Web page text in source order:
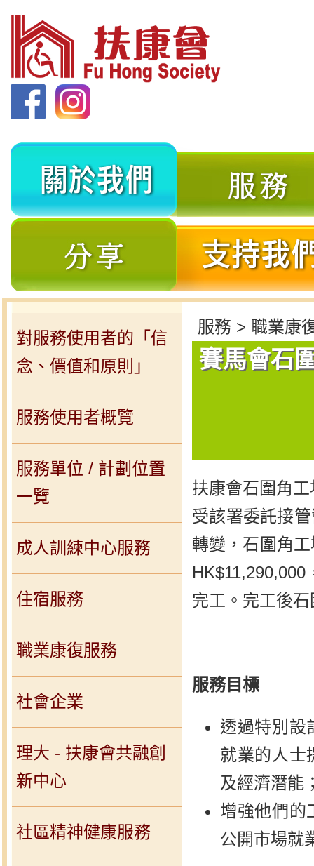
關
我
分
對服務使用者的「信
念、價值和原則」
服務使用者概覽
服務單位 / 計劃位置
一覽
成人訓練中心服務
住宿服務
職業康復服務
社會企業
理大 - 扶康會共融創
新中心
社區精神健康服務
服務 > 職業康
賽馬會石
扶康會石圍角
受該署委託接
轉變，石圍角
完工。完工後
服務目標
透過特別設
就業的人士
及經濟潛能
增強他們的
公開市場就